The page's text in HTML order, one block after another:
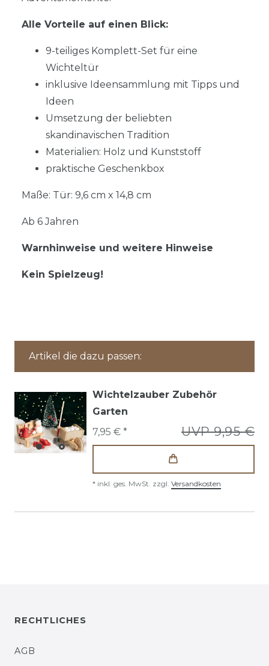
Alle Vorteile auf einen Blick:
9-teiliges Komplett-Set für eine
Wichteltür
inklusive Ideensammlung mit Tipps und
Ideen
Umsetzung der beliebten
skandinavischen Tradition
Materialien: Holz und Kunststoff
praktische Geschenkbox
Maße: Tür: 9,6 cm x 14,8 cm
Ab 6 Jahren
Warnhinweise und weitere Hinweise
Kein Spielzeug!
Artikel die dazu passen:
Wichtelzauber Zubehör
Garten
UVP 9,95 €
7,95 € *
* inkl. ges. MwSt. zzgl. Versandkosten
RECHTLICHES
AGB